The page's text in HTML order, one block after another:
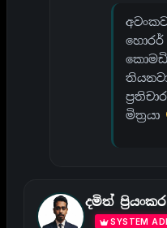
හොරර්
මිත්‍රයා
දමිත් ප්‍රියංකර
SYSTEM